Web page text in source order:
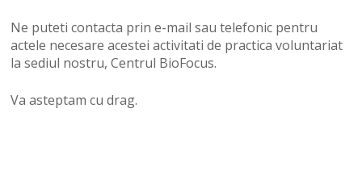
Ne puteti contacta prin e-mail sau telefonic pentru
actele necesare acestei activitati de practica voluntariat
la sediul nostru, Centrul BioFocus.
Va asteptam cu drag.